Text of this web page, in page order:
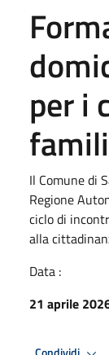
per i
Il Comune di
Regione
ciclo di
alla
Data :
21 aprile